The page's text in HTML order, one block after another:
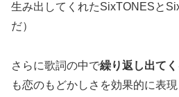
生み出してくれたSixTONESと
だ）
さらに歌詞の中で繰り返し出てく
も恋のもどかしさを効果的に表